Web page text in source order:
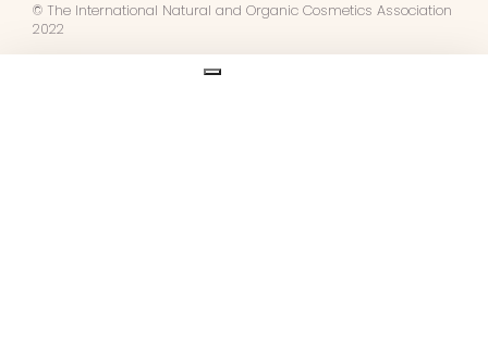
© The International Natural and Organic Cosmetics Association
2022